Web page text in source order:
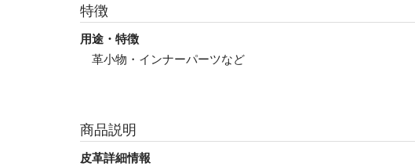
特徴
用途・特徴
革小物・インナーパーツなど
商品説明
皮革詳細情報